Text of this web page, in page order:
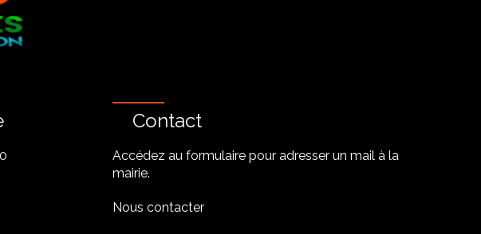
Contact
Accédez au formulaire pour adresser un mail à la
mairie.
Nous contacter